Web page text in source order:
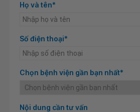
Họ và tên*
Số điện thoại*
Chọn bệnh viện gần bạn nhất*
Nội dung cần tư vấn